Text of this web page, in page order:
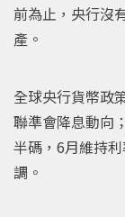
前為止，央行沒
產。
全球央行貨幣政
聯準會降息動向
半碼，6月維持
調。